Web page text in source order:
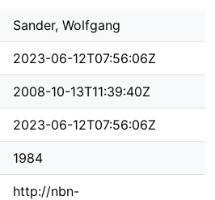
Sander, Wolfgang
2023-06-12T07:56:06Z
2008-10-13T11:39:40Z
2023-06-12T07:56:06Z
1984
http://nbn-